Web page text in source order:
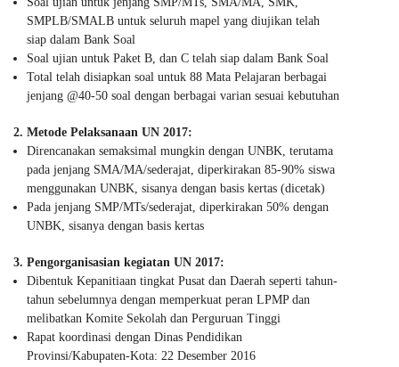
SMPLB/SMALB untuk seluruh mapel yang diujikan telah
siap dalam Bank Soal
Soal ujian untuk Paket B, dan C telah siap dalam Bank Soal
Total telah disiapkan soal untuk 88 Mata Pelajaran berbagai
jenjang @40-50 soal dengan berbagai varian sesuai kebutuhan
2. Metode Pelaksanaan UN 2017:
Direncanakan semaksimal mungkin dengan UNBK, terutama
pada jenjang SMA/MA/sederajat, diperkirakan 85-90% siswa
menggunakan UNBK, sisanya dengan basis kertas (dicetak)
Pada jenjang SMP/MTs/sederajat, diperkirakan 50% dengan
UNBK, sisanya dengan basis kertas
3. Pengorganisasian kegiatan UN 2017:
Dibentuk Kepanitiaan tingkat Pusat dan Daerah seperti tahun-
tahun sebelumnya dengan memperkuat peran LPMP dan
melibatkan Komite Sekolah dan Perguruan Tinggi
Rapat koordinasi dengan Dinas Pendidikan
Provinsi/Kabupaten-Kota: 22 Desember 2016